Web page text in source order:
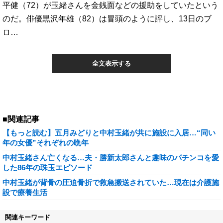
平健（72）が玉緒さんを金銭面などの援助をしていたという
のだ。俳優黒沢年雄（82）は冒頭のように評し、13日のブ
ロ…
全文表示する
■関連記事
【もっと読む】五月みどりと中村玉緒が共に施設に入居…“同い
年の女優”それぞれの晩年
中村玉緒さん亡くなる…夫・勝新太郎さんと趣味のパチンコを愛
した86年の珠玉エピソード
中村玉緒が背骨の圧迫骨折で救急搬送されていた…現在は介護施
設で療養生活
関連キーワード